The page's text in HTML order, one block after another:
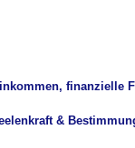
, finanzielle
&